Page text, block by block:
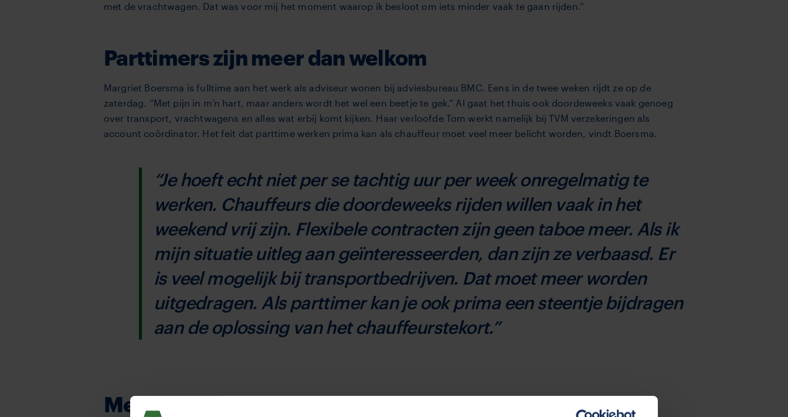
met de vrachtwagen. Dat was voor mij het moment waarop ik besloot om iets minder vaak te gaan rijden.”
Parttimers zijn meer dan welkom
Margriet Boersma is fulltime aan het werk als adviseur wonen bij adviesbureau BMC. Eens in de twee weken rijdt ze op de
zaterdag. “Met pijn in m’n hart, maar anders wordt het wel een beetje te gek.” Al gaat het thuis ook doordeweeks vaak genoeg
over transport, vrachtwagens en alles wat erbij komt kijken. Haar verloofde Tom werkt namelijk bij TVM verzekeringen als
account coördinator. Het feit dat parttime werken prima kan als chauffeur moet veel meer belicht worden, vindt Boersma.
“Je hoeft echt niet per se tachtig uur per week onregelmatig te
werken. Chauffeurs die doordeweeks rijden willen vaak in het
weekend vrij zijn. Flexibele contracten zijn geen taboe meer. Als ik
mijn situatie uitleg aan geïnteresseerden, dan zijn ze verbaasd. Er
is veel mogelijk bij transportbedrijven. Dat moet meer worden
uitgedragen. Als parttimer kan je ook prima een steentje bijdragen
aan de oplossing van het chauffeurstekort.”
Meer ambassadeurs